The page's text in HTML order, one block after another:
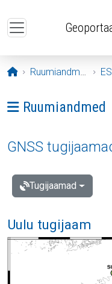
Avaleht
Ruumiandmed
Ava menüü:
Ruumiandmed
GNSS
Tugijaamad
Uulu tugijaam